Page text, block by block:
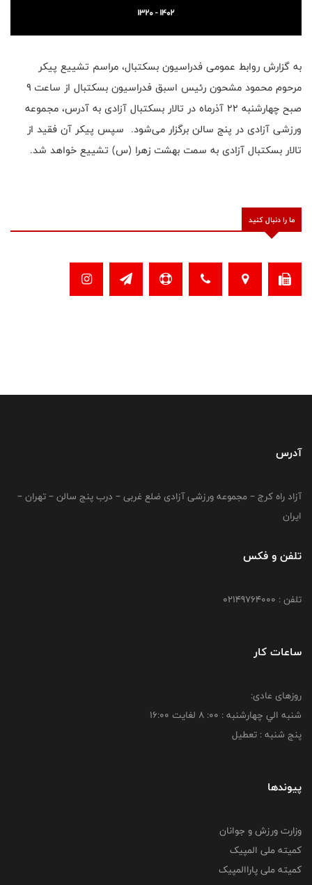
به گزارش روابط عمومی فدراسیون بسکتبال، مراسم تشییع پیکر
مرحوم محمود مشحون رئیس اسبق فدراسیون بسکتبال از ساعت ۹
صبح چهارشنبه ۲۲ آذرماه در تالار بسکتبال آزادی به آدرس، مجموعه
ورزشی آزادی در پنج سالن برگزار می‌شود. سپس پیکر آن فقید از
تالار بسکتبال آزادی به سمت بهشت زهرا (س) تشییع خواهد شد.
ما را دنبال کنید
آدرس
آزاد راه کرج – مجموعه ورزشی آزادی ضلع غربی – درب پنج سالن – تهران –
ایران
تلفن و فکس
تلفن : 02149764000
ساعات کار
روزهای عادی:
شنبه الي چهارشنبه : 00: 8 لغايت 16:00
پنج شنبه : تعطیل
پیوندها
وزارت ورزش و جوانان
کمیته ملی المپیک
کمیته ملی پاراالمپیک